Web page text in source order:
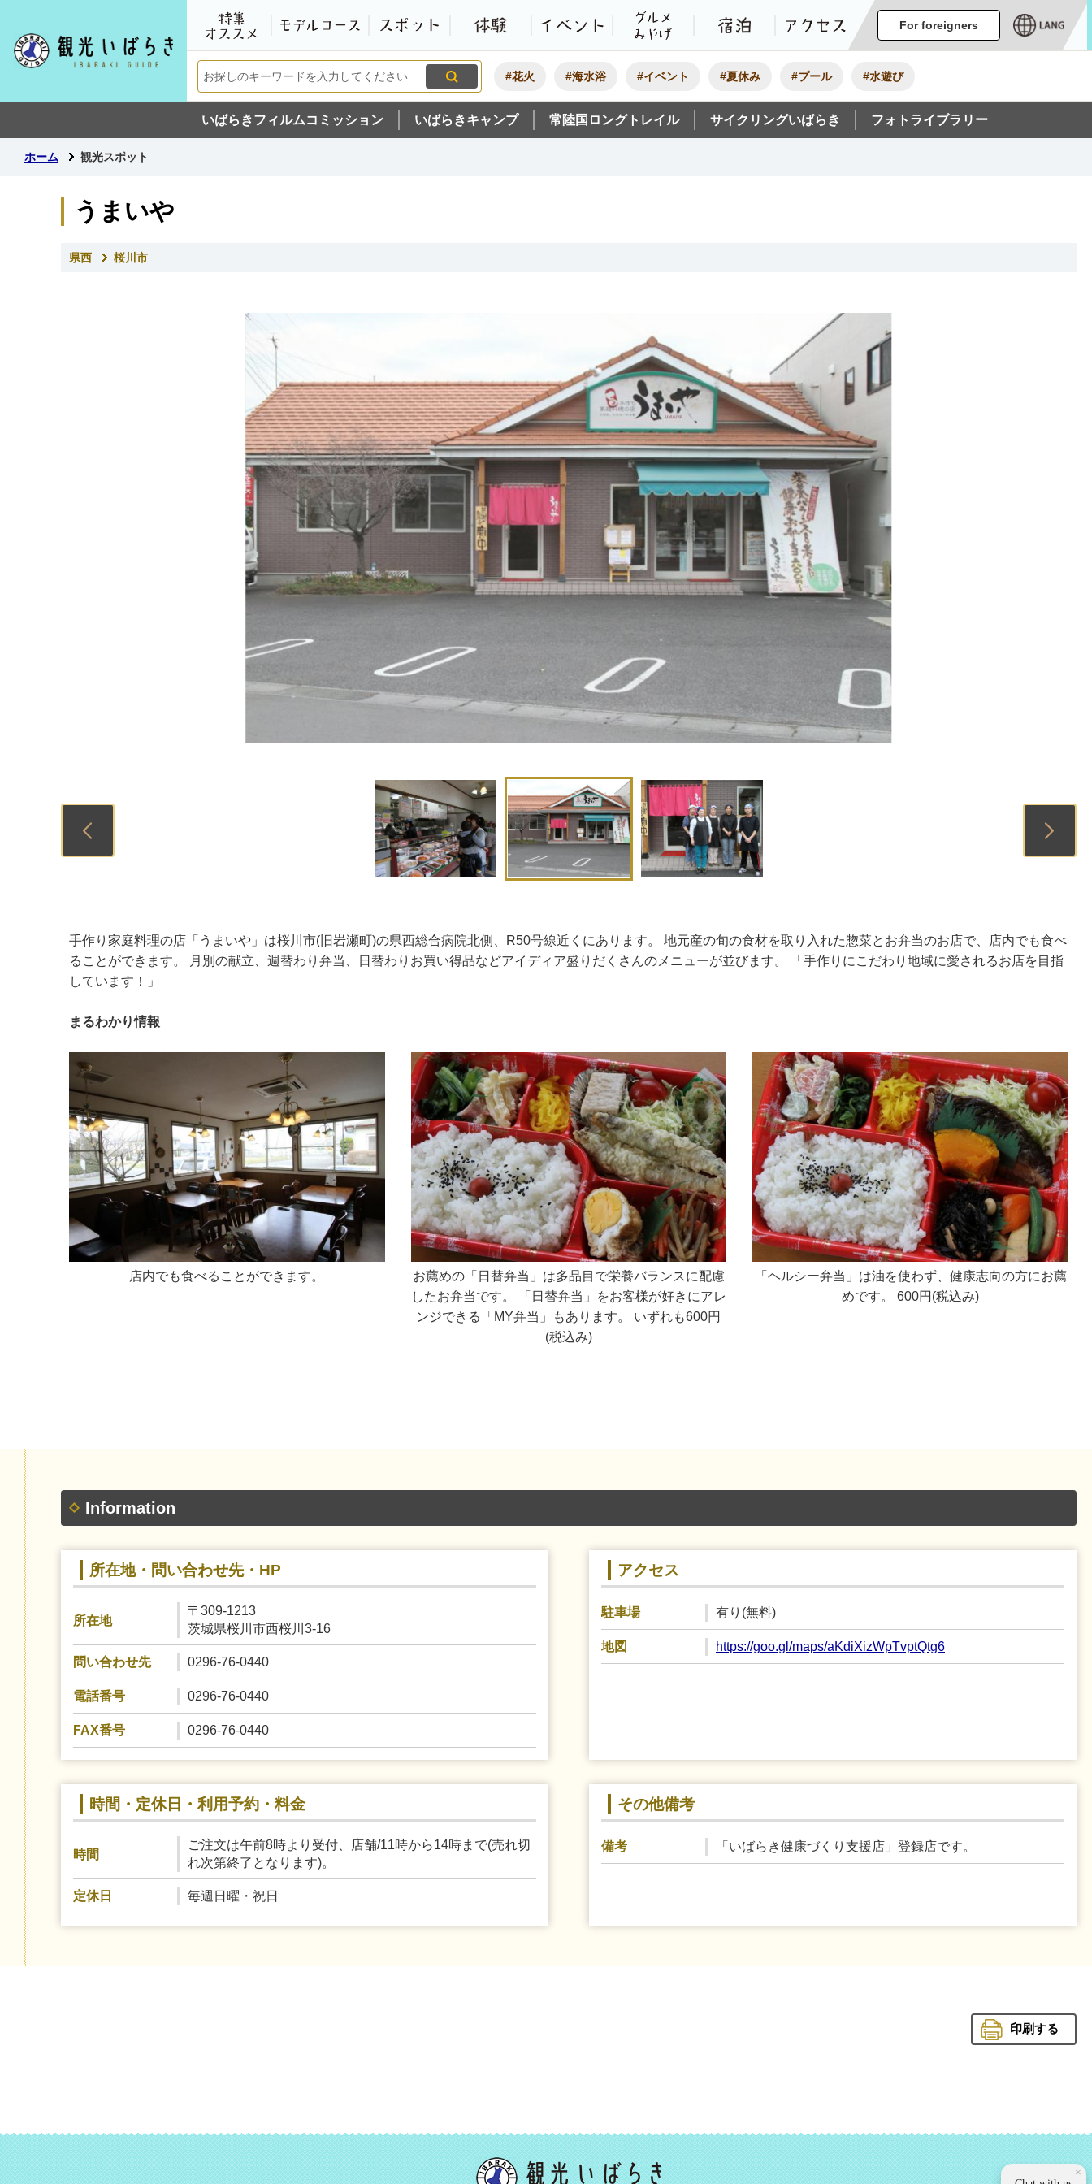
観光いばらき公式ホームページ
特集・オススメ
モデルコーススポット 体験 イベント グルメ・みやげ宿泊 アクセス
For foreigners
#花火 #海水浴 #イベント #夏休み #プール #水遊び
いばらきフィルムコミッション いばらきキャンプ 常陸国ロングトレイル サイクリングいばらき フォトライブラリー
ホーム 観光スポット
うまいや
県西 桜川市
1
手作り家庭料理の店「うまいや」は桜川市(旧岩瀬町)の県西総合病院北側、R50号線近くにあります。 地元産の旬の食材を取り入れた惣菜とお弁当のお店で、店内でも食べ
ることができます。 月別の献立、週替わり弁当、日替わりお買い得品などアイディア盛りだくさんのメニューが並びます。 「手作りにこだわり地域に愛されるお店を目指
しています！」
まるわかり情報
店内でも食べることができます。
お薦めの「日替弁当」は多品目で栄養バランスに配慮
したお弁当です。 「日替弁当」をお客様が好きにアレ
ンジできる「MY弁当」もあります。 いずれも600円
(税込み)
「ヘルシー弁当」は油を使わず、健康志向の方にお薦
めです。 600円(税込み)
Information
所在地・問い合わせ先・HP
所在地
〒309-1213
茨城県桜川市西桜川3-16
問い合わせ先 0296-76-0440
電話番号 0296-76-0440
FAX番号 0296-76-0440
アクセス
駐車場 有り(無料)
地図 https://goo.gl/maps/aKdiXizWpTvptQtg6
時間・定休日・利用予約・料金
時間
ご注文は午前8時より受付、店舗/11時から14時まで(売れ切
れ次第終了となります)。
定休日 毎週日曜・祝日
その他備考
備考 「いばらき健康づくり支援店」登録店です。
印刷する
観光いば
×